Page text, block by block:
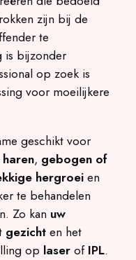
zijn bij de
te
is bijzonder
op zoek is
voor moeilijkere
geschikt voor
, gebogen of
hergroeien
te behandelen
Zo kan uw
gezichten het
op laserofIPL.